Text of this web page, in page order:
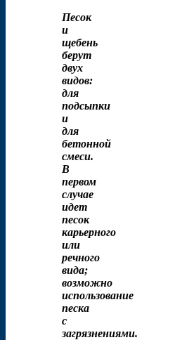
Песок
и
щебень
берут
двух
видов:
для
подсыпки
и
для
бетонной
смеси.
В
первом
случае
идет
песок
карьерного
или
речного
вида;
возможно
использование
песка
с
загрязнениями.